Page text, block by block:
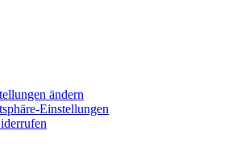
ändern
Einstellungen